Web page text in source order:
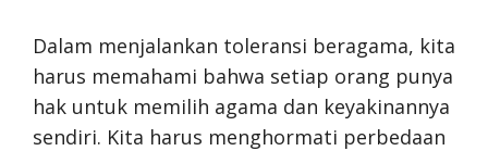
Dalam menjalankan toleransi beragama, kita
harus memahami bahwa setiap orang punya
hak untuk memilih agama dan keyakinannya
sendiri. Kita harus menghormati perbedaan